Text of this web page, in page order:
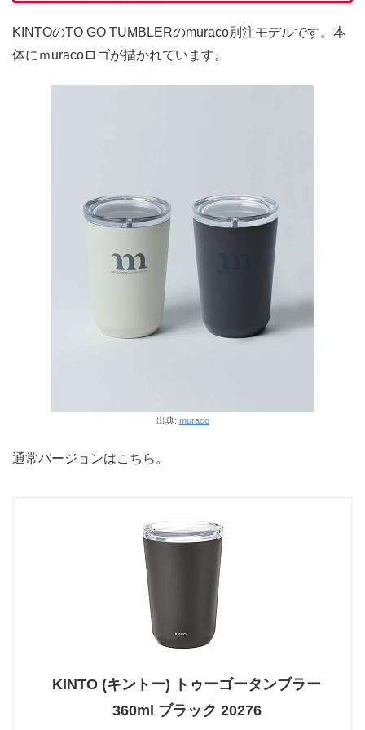
KINTOのTO GO TUMBLERのmuraco別注モデルです。本
体にｍuracoロゴが描かれています。
出典: muraco
通常バージョンはこちら。
KINTO (キントー) トゥーゴータンブラー
360ml ブラック 20276